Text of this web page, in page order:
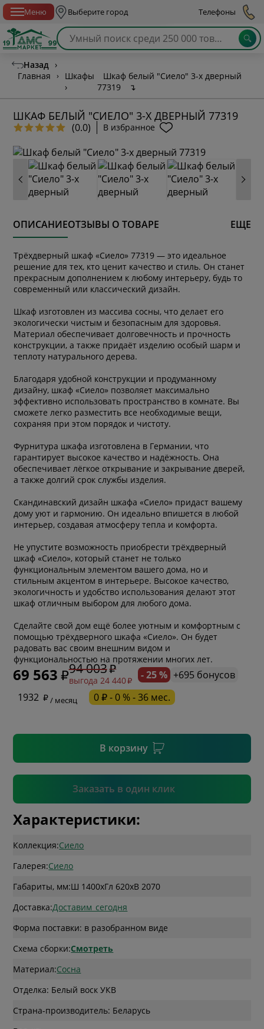
Меню Выберите город Телефоны
Назад ›
Главная
›
Шкафы
›
Шкаф белый "Сиело" 3-х дверный
77319
↴
ШКАФ БЕЛЫЙ "СИЕЛО" 3-Х ДВЕРНЫЙ 77319
(0.0) В избранное
ОПИСАНИЕОТЗЫВЫ О ТОВАРЕ ЕЩЕ
Трёхдверный шкаф «Сиело» 77319 — это идеальное
решение для тех, кто ценит качество и стиль. Он станет
прекрасным дополнением к любому интерьеру, будь то
современный или классический дизайн.
Шкаф изготовлен из массива сосны, что делает его
экологически чистым и безопасным для здоровья.
Материал обеспечивает долговечность и прочность
конструкции, а также придаёт изделию особый шарм и
теплоту натурального дерева.
Благодаря удобной конструкции и продуманному
дизайну, шкаф «Сиело» позволяет максимально
эффективно использовать пространство в комнате. Вы
сможете легко разместить все необходимые вещи,
сохраняя при этом порядок и чистоту.
Фурнитура шкафа изготовлена в Германии, что
гарантирует высокое качество и надёжность. Она
обеспечивает лёгкое открывание и закрывание дверей,
а также долгий срок службы изделия.
Скандинавский дизайн шкафа «Сиело» придаст вашему
дому уют и гармонию. Он идеально впишется в любой
интерьер, создавая атмосферу тепла и комфорта.
Не упустите возможность приобрести трёхдверный
шкаф «Сиело», который станет не только
функциональным элементом вашего дома, но и
стильным акцентом в интерьере. Высокое качество,
экологичность и удобство использования делают этот
шкаф отличным выбором для любого дома.
Сделайте свой дом ещё более уютным и комфортным с
помощью трёхдверного шкафа «Сиело». Он будет
радовать вас своим внешним видом и
функциональностью на протяжении многих лет.
69 563 94 003
выгода 24 440 - 25 % +695 бонусов
1932
/ месяц 0 ₽ - 0 % - 36 мес.
В корзину
Заказать в один клик
* обязательное поле
* необязательное поле
Подтвердить
Характеристики:
Коллекция:Сиело
Галерея:Сиело
Габариты, мм:Ш 1400xГл 620xВ 2070
Доставка:Доставим_сегодня
Форма поставки: в разобранном виде
Схема сборки:Смотреть
Материал:Сосна
Отделка: Белый воск УКВ
Страна-производитель: Беларусь